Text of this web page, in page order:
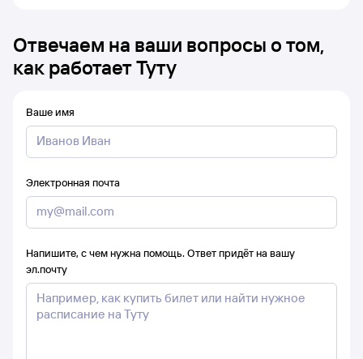
Отвечаем на ваши вопросы о том,
как работает Туту
Ваше имя
Электронная почта
Напишите, с чем нужна помощь. Ответ придёт на вашу
эл.почту